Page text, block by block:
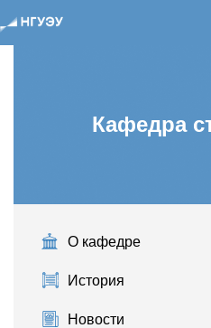
Кафедра
О кафедре
История
Новости